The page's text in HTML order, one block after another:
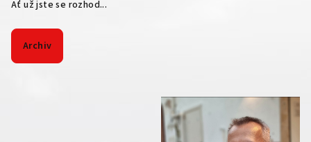
Ať už jste se rozhod...
Archiv